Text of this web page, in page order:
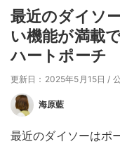
最近のダイソ
い機能が満載
ハートポーチ
更新日：2025年5月15日 /
海原藍
最近のダイソーはポ